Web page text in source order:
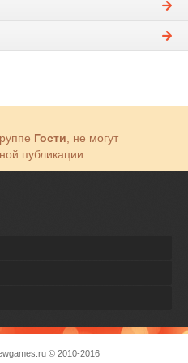
Гости, не могут
публикации.
© 2010-2016